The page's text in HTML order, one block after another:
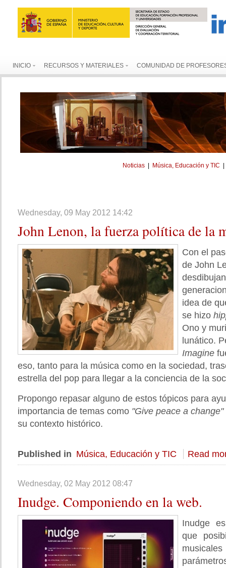
INICIO RECURSOS Y MATERIALES COMUNIDAD DE
Noticias Música, Educación y TIC
Wednesday, 09 May 2012 14:42
JohnLenon, la fuerza política de la
Con el
de John
idea de
se hizo
Ono y
lunático.
Imagine
eso, tanto para la música como en la sociedad,
estrella del pop para llegar a la conciencia de la
Propongo repasar alguno de estos tópicos para
importancia de temas como "Give peace a change"
su contexto histórico.
Published in Música, Educación y TIC Read
Wednesday, 02 May 2012 08:47
Inudge. Componiendo en la web.
Inudge
que